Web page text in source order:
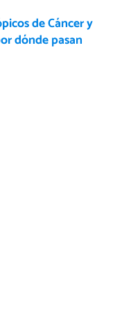
de Cáncer y
dónde pasan